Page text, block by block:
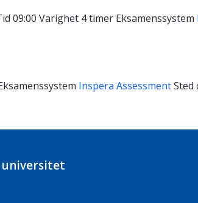
09:00 Varighet 4 timer Eksamenssystem
Inspera AssessmentSted
universitet